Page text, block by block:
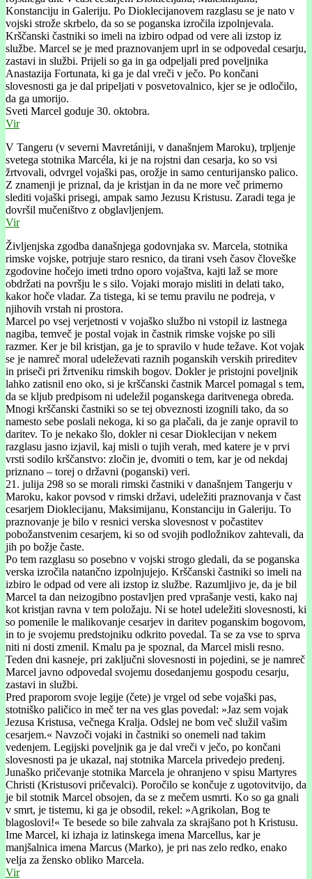
Konstanciju in Galeriju. Po Dioklecijanovem razglasu se je nato v
vojski strože skrbelo, da so se poganska izročila izpolnjevala.
Krščanski častniki so imeli na izbiro odpad od vere ali izstop iz
službe. Marcel se je med praznovanjem uprl in se odpovedal cesarju,
zastavi in službi. Prijeli so ga in ga odpeljali pred poveljnika
Anastazija Fortunata, ki ga je dal vreči v ječo. Po končani
slovesnosti ga je dal pripeljati v posvetovalnico, kjer se je odločilo,
da ga umorijo.
Sveti Marcel goduje 30. oktobra.
Vir
V Tangeru (v severni Mavretánĳi, v današnjem Maroku), trpljenje
svetega stotnika Marcéla, ki je na rojstni dan cesarja, ko so vsi
žrtvovali, odvrgel vojaški pas, orožje in samo centurĳansko palico.
Z znamenji je priznal, da je kristjan in da ne more več primerno
slediti vojaški prisegi, ampak samo Jezusu Kristusu. Zaradi tega je
dovršil mučeništvo z obglavljenjem.
Vir
Življenjska zgodba današnjega godovnjaka sv. Marcela, stotnika
rimske vojske, potrjuje staro resnico, da tirani vseh časov človeške
zgodovine hočejo imeti trdno oporo vojaštva, kajti laž se more
obdržati na površju le s silo. Vojaki morajo misliti in delati tako,
kakor hoče vladar. Za tistega, ki se temu pravilu ne podreja, v
njihovih vrstah ni prostora.
Marcel po vsej verjetnosti v vojaško službo ni vstopil iz lastnega
nagiba, temveč je postal vojak in častnik rimske vojske po sili
razmer. Ker je bil kristjan, ga je to spravilo v hude težave. Kot vojak
se je namreč moral udeleževati raznih poganskih verskih prireditev
in priseči pri žrtveniku rimskih bogov. Dokler je pristojni poveljnik
lahko zatisnil eno oko, si je krščanski častnik Marcel pomagal s tem,
da se kljub predpisom ni udeležil poganskega daritvenega obreda.
Mnogi krščanski častniki so se tej obveznosti izognili tako, da so
namesto sebe poslali nekoga, ki so ga plačali, da je zanje opravil to
daritev. To je nekako šlo, dokler ni cesar Dioklecijan v nekem
razglasu jasno izjavil, kaj misli o tujih verah, med katere je v prvi
vrsti sodilo krščanstvo: zločin je, dvomiti o tem, kar je od nekdaj
priznano – torej o državni (poganski) veri.
21. julija 298 so se morali rimski častniki v današnjem Tangerju v
Maroku, kakor povsod v rimski državi, udeležiti praznovanja v čast
cesarjem Dioklecijanu, Maksimijanu, Konstanciju in Galeriju. To
praznovanje je bilo v resnici verska slovesnost v počastitev
pobožanstvenim cesarjem, ki so od svojih podložnikov zahtevali, da
jih po božje časte.
Po tem razglasu so posebno v vojski strogo gledali, da se poganska
verska izročila natančno izpolnjujejo. Krščanski častniki so imeli na
izbiro le odpad od vere ali izstop iz službe. Razumljivo je, da je bil
Marcel ta dan neizogibno postavljen pred vprašanje vesti, kako naj
kot kristjan ravna v tem položaju. Ni se hotel udeležiti slovesnosti, ki
so pomenile le malikovanje cesarjev in daritev poganskim bogovom,
in to je svojemu predstojniku odkrito povedal. Ta se za vse to sprva
niti ni dosti zmenil. Kmalu pa je spoznal, da Marcel misli resno.
Teden dni kasneje, pri zaključni slovesnosti in pojedini, se je namreč
Marcel javno odpovedal svojemu dosedanjemu gospodu cesarju,
zastavi in službi.
Pred praporom svoje legije (čete) je vrgel od sebe vojaški pas,
stotniško paličico in meč ter na ves glas povedal: »Jaz sem vojak
Jezusa Kristusa, večnega Kralja. Odslej ne bom več služil vašim
cesarjem.« Navzoči vojaki in častniki so onemeli nad takim
vedenjem. Legijski poveljnik ga je dal vreči v ječo, po končani
slovesnosti pa je ukazal, naj stotnika Marcela privedejo predenj.
Junaško pričevanje stotnika Marcela je ohranjeno v spisu Martyres
Christi (Kristusovi pričevalci). Poročilo se končuje z ugotovitvijo, da
je bil stotnik Marcel obsojen, da se z mečem usmrti. Ko so ga gnali
v smrt, je tistemu, ki ga je obsodil, rekel: »Agrikolan, Bog te
blagoslovi!« Te besede so bile zahvala za skrajšano pot h Kristusu.
Ime Marcel, ki izhaja iz latinskega imena Marcellus, kar je
manjšalnica imena Marcus (Marko), je pri nas zelo redko, enako
velja za žensko obliko Marcela.
Vir